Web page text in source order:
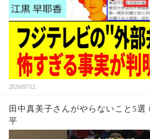
2026/07/12
田中真美子さんがやらないこと5選
平